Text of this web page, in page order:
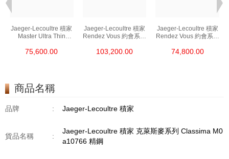
Jaeger-Lecoultre 積家
Master Ultra Thin
Q1368471 精鋼
75,600.00
Jaeger-Lecoultre 積家
Rendez Vous 約會系列
103,200.00
Jaeger-Lecoultre 積家
Rendez Vous 約會系列
74,800.00
商品名稱
品牌 : Jaeger-Lecoultre 積家
貨品名稱 :
Jaeger-Lecoultre 積家 克萊斯麥系列 Classima M0
a10766 精鋼